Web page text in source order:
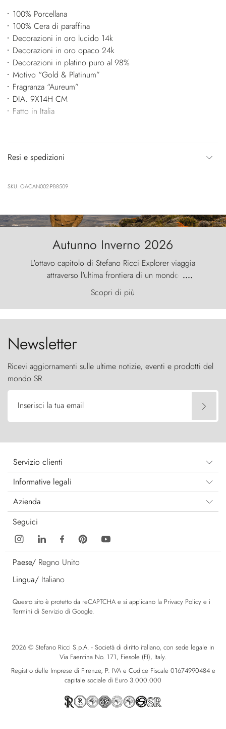
100% Porcellana
100% Cera di paraffina
Decorazioni in oro lucido 14k
Decorazioni in oro opaco 24k
Decorazioni in platino puro al 98%
Motivo “Gold & Platinum”
Fragranza “Aureum”
DIA. 9X14H CM
Fatto in Italia
Resi e spedizioni
SKU: OACAN002-PB8509
Autunno Inverno 2026
L'ottavo capitolo di Stefano Ricci Explorer viaggia
attraverso l'ultima frontiera di un mondo
primordiale, dove il vento scolpisce la natura con
furia ancestrale e le Torres del Paine sfidano il
cielo come sentinelle di pietra.
....
Scopri di più
Newsletter
Ricevi aggiornamenti sulle ultime notizie, eventi e prodotti del
mondo SR
Inserisci la tua email
Servizio clienti
Informative legali
Azienda
Seguici
Paese/ Regno Unito
Lingua/ Italiano
Questo sito è protetto da reCAPTCHA e si applicano la Privacy Policy e i
Termini di Servizio di Google.
2026 © Stefano Ricci S.p.A. - Società di diritto italiano, con sede legale in
Via Faentina No. 171, Fiesole (FI), Italy.
Registro delle Imprese di Firenze, P. IVA e Codice Fiscale 01674990484 e
capitale sociale di Euro 3.000.000